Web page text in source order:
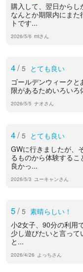
購入して、翌日からし
なんとか期限内にま
トです...
2026/5/6 miさん
4/ 5 とても良い
ゴールデンウィーク
限があるためいろい
2026/5/5 ナオさん
4/ 5 とても良い
GWに行きましたが、
るものから体験する
良かっ...
2026/5/3 ユーキャンさん
5/ 5 素晴らしい！
小2女子、90分の利用
少し遊びたいと言っ
と...
2026/4/26 よっちさん